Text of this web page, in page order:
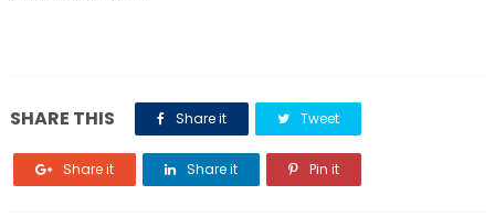
SHARE THIS Share it Tweet
Share it Share it Pin it